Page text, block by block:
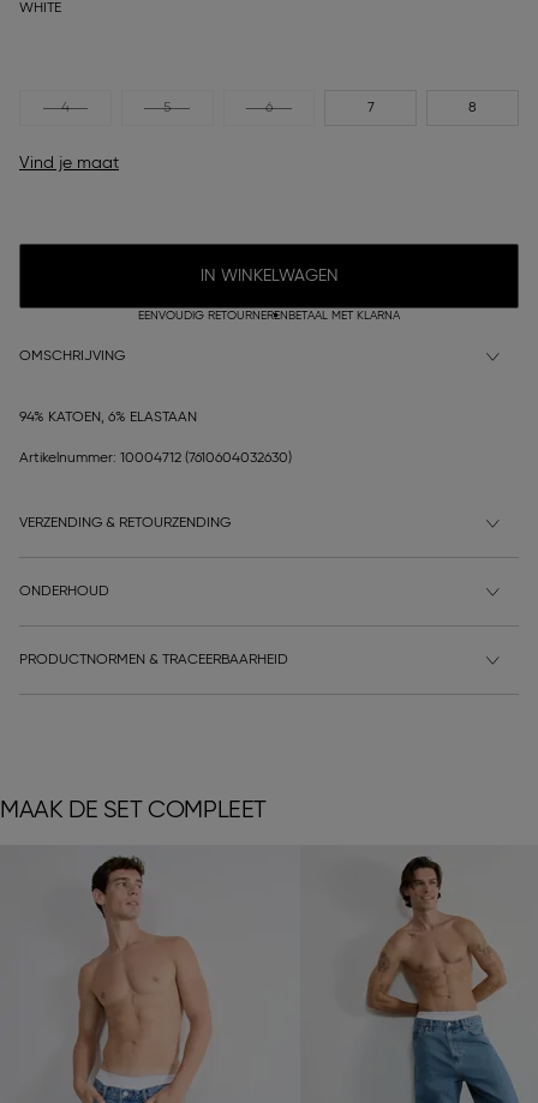
WHITE
4 5 6 7 8
Vind je maat
IN WINKELWAGEN
EENVOUDIG RETOURNEREN BETAAL MET KLARNA
OMSCHRIJVING
94% KATOEN, 6% ELASTAAN
Artikelnummer: 10004712 (7610604032630)
VERZENDING & RETOURZENDING
ONDERHOUD
PRODUCTNORMEN & TRACEERBAARHEID
MAAK DE SET COMPLEET